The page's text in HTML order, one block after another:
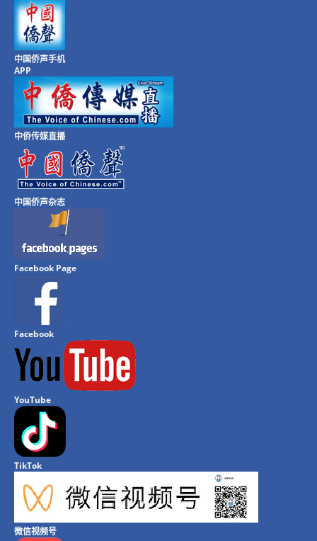
中国侨声手机
APP
中侨传媒直播
中国侨声杂志
Facebook Page
Facebook
YouTube
TikTok
微信视频号